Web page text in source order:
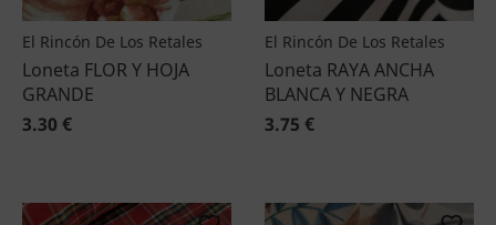
El Rincón De Los Retales
Loneta FLOR Y HOJA
GRANDE
3.30 €
El Rincón De Los Retales
Loneta RAYA ANCHA
BLANCA Y NEGRA
3.75 €